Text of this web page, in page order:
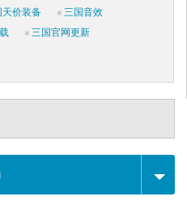
天价装备
三国音效
三国官网更新